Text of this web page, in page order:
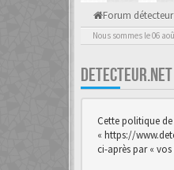
Forum
Nous sommes le 06
Cette politique
« https://
ci-après par «